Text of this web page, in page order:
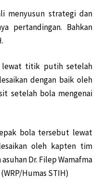
Terlibat!
Roda
Mata’
Bangsa
di Biak
menyusun strategi dan
pertandingan. Bahkan
lewat titik putih setelah
dengan baik oleh
setelah bola mengenai
bola tersebut lewat
oleh kapten tim
Dr. Filep Wamafma
Humas STIH)